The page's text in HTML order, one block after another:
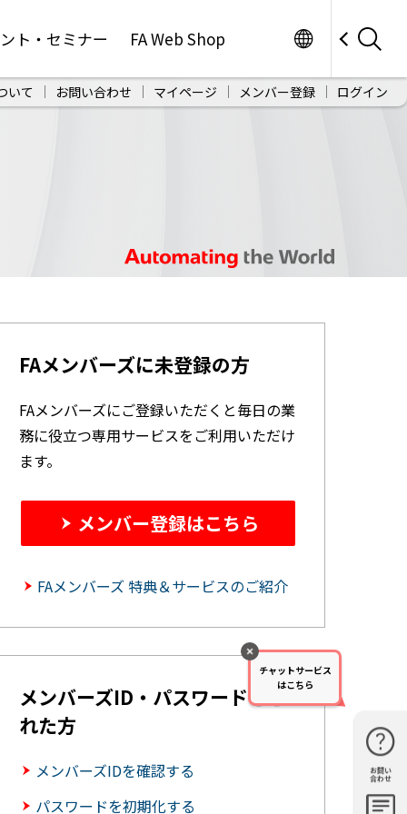
ト・セミナー FA Web Shop
いて お問い合わせ マイページ メンバー登録 ログイン
お問い
合わせ
購入・見
仕様・機
FAメンバーズに未登録の方
FAメンバーズにご登録いただくと毎日の業
務に役立つ専用サービスをご利用いただけ
ます。
メンバー登録はこちら
FAメンバーズ 特典＆サービスのご紹介
メンバーズID・パスワードを忘
れた方
メンバーズIDを確認する
パスワードを初期化する
チャットサービス
はこちら